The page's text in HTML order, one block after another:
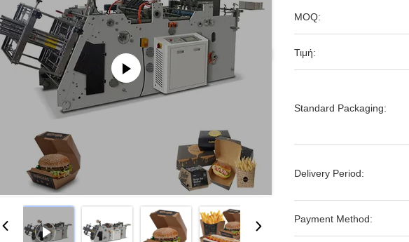
MOQ:
Τιμή:
Standard Packaging:
Delivery Period:
Payment Method: